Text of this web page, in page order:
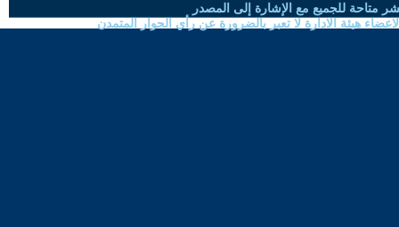
متاحة للجميع مع الإشارة إلى المصدر
هيئة الادارة لا تعبر بالضرورة عن رأي الحوار المتمدن